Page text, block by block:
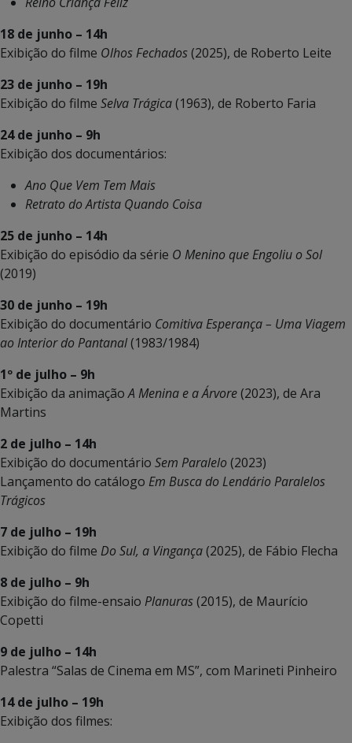
18 de junho – 14h
Exibição do filme Olhos Fechados(2025), de Roberto Leite
23 de junho – 19h
Exibição do filme Selva Trágica(1963), de Roberto Faria
24 de junho – 9h
Exibição dos documentários:
Ano Que Vem Tem Mais
Retrato do Artista Quando Coisa
25 de junho – 14h
Exibição do episódio da série O Menino que Engoliu o Sol
(2019)
30 de junho – 19h
Exibição do documentário Comitiva Esperança – Uma Viagem
ao Interior do Pantanal(1983/1984)
1º de julho – 9h
Exibição da animaçãoA Menina e a Árvore(2023), de Ara
Martins
2 de julho – 14h
Exibição do documentário Sem Paralelo(2023)
Lançamento do catálogo Em Busca do Lendário Paralelos
Trágicos
7 de julho – 19h
Exibição do filme Do Sul, a Vingança(2025), de Fábio Flecha
8 de julho – 9h
Exibição do filme-ensaio Planuras(2015), de Maurício
Copetti
9 de julho – 14h
Palestra “Salas de Cinema em MS”, com Marineti Pinheiro
14 de julho – 19h
Exibição dos filmes: